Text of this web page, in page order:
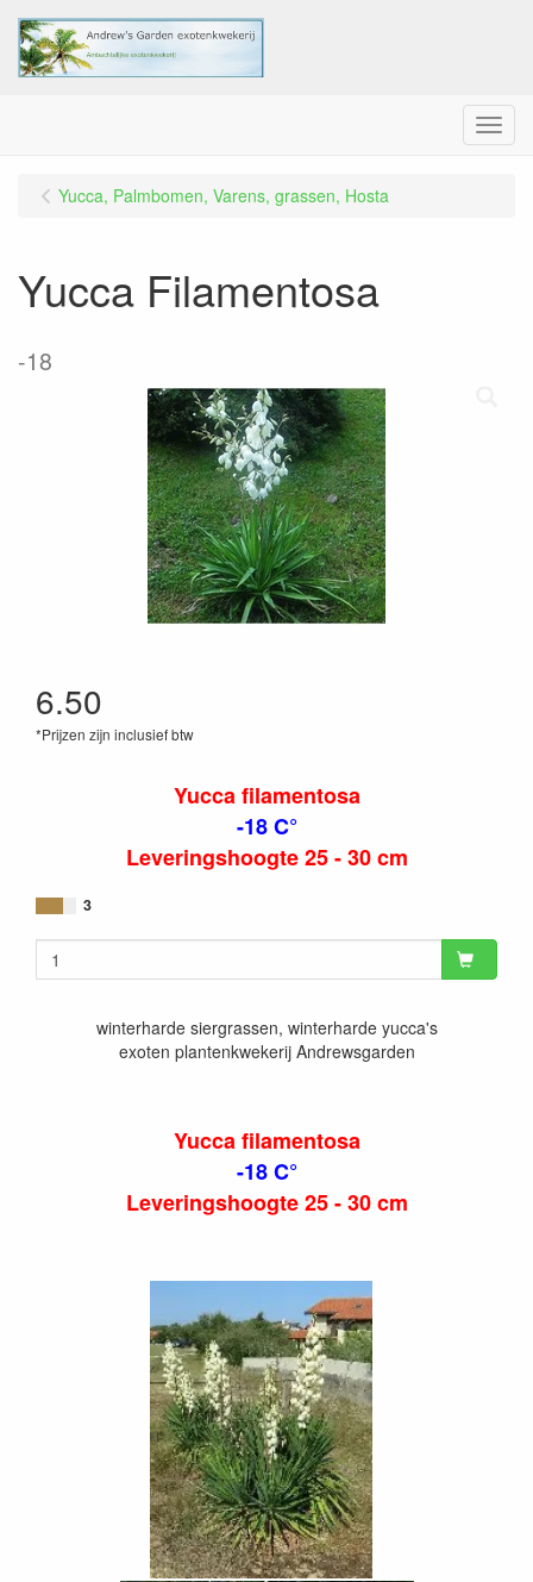
Menu
Yucca, Palmbomen, Varens, grassen, Hosta
Yucca Filamentosa
-18
6.50
*Prijzen zijn inclusief btw
Yucca filamentosa
-18 C°
Leveringshoogte 25 - 30 cm
3
winterharde siergrassen, winterharde yucca's
exoten plantenkwekerij Andrewsgarden
Yucca filamentosa
-18 C°
Leveringshoogte 25 - 30 cm